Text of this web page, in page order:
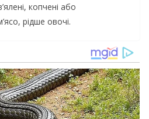
копчені або
рідше овочі.